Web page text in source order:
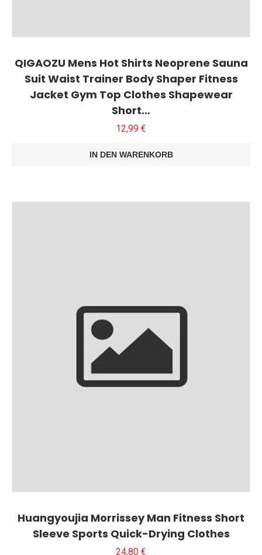
QIGAOZU Mens Hot Shirts Neoprene Sauna
Suit Waist Trainer Body Shaper Fitness
Jacket Gym Top Clothes Shapewear
Short…
12,99 €
IN DEN WARENKORB
Huangyoujia Morrissey Man Fitness Short
Sleeve Sports Quick-Drying Clothes
24,80 €